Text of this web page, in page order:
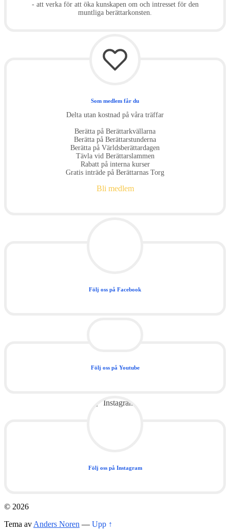
- att verka för att öka kunskapen om och intresset för den
muntliga berättarkonsten.
Som medlem får du
Delta utan kostnad på våra träffar
Berätta på Berättarkvällarna
Berätta på Berättarstunderna
Berätta på Världsberättardagen
Tävla vid Berättarslammen
Rabatt på interna kurser
Gratis inträde på Berättarnas Torg
Bli medlem
Följ oss på Facebook
Följ oss på Youtube
Följ oss på Instagram
© 2026
Tema av Anders Noren — Upp ↑